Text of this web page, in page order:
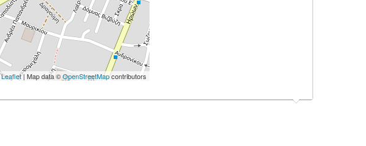
Leaflet| Map data ©OpenStreetMapcontributors